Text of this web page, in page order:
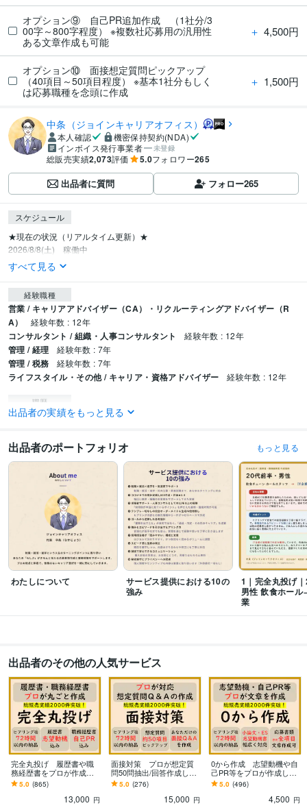
オプション⑨ 自己PR追加作成 （1社分/3
00字～800字程度） ※複数社応募用の汎用性
ある文章作成も可能
＋ 4,500円
オプション⑩ 面接想定質問ピックアップ
（40項目～50項目程度） ※基本1社分もしく
は応募職種を念頭に作成
＋ 1,500円
中条（ジョインキャリアオフィス）
本人確認
機密保持契約(NDA)
インボイス発行事業者
未登録
総販売実績2,073評価 5.0フォロワー265
出品者に質問 フォロー265
スケジュール
★現在の状況（リアルタイム更新）★
2026/8/8(土)　稼働中
すべて見る
経験職種
営業 / キャリアアドバイザー（CA）・リクルーティングアドバイザー（R
A）
経験年数 : 12年
コンサルタント / 組織・人事コンサルタント 経験年数 : 12年
管理 / 経理 経験年数 : 7年
管理 / 税務 経験年数 : 7年
ライフスタイル・その他 / キャリア・資格アドバイザー 経験年数 : 12年
職歴
ジョインキャリアオフィス 2013年3月 ~ 現在
受賞歴
ココナラにて本格的に転職/就職/進学サービスを開始
総販売100件達成　20
23/4/29　プラチナランク
総販売200件達成　2023/6/28　プラチナラン
総販売300件達成　2023/8/31　プラチナランク 総販売400件達成　20
23/10/22　プラチナランク
総販売500件達成　2023/12/8　プラチナラン
総販売600件達成　2024/2/3　プラチナランク 総販売700件達成　202
4/3/27　プラチナランク
総販売800件達成　2024/5/20　プラチナランク
総販売900件達成　2024/7/18　プラチナランク 総販売1000件達成　202
4/10/5　プラチナランク 総販売1100件達成　2024/12/9　プラチナラン
ク
総販売1200件達成　2025/2/23　プラチナランク 総販売1300件達成
総販売1400件達成　2025/7/4　プラチナラン
総販売1600件達成
2025/11/24　プラチナランク 総販売1700件達成　2026/1/26　プラチナラ
ビジネス・クリエイティブツール
Excel:20年PowerPoint:20年Word:20年freee:7年Moneyfoward:7年
弥生会計:7年
得意分野
学習指導・資格・キャリア相談 ▼履歴書および職務経歴書の全体添削 ▼
志望動機や自己PR等添削
▼ES/小論文の添削 ▼志望動機や自己PRの０か
らの作成 ▼履歴書や職務経歴書を０から丸ごと作成
▼ES等の応募書類の
０から丸ごと作成
転職 就活 職務経歴書 自己PR
ガクチカ
出品者の実績をもっと見る
出品者のポートフォリオ もっと見る
わたしについて
サービス提供における10の
強み
1｜完全丸投げ
男性 飲食ホー
業
出品者のその他の人気サービス
完全丸投げ 履歴書や職
務経歴書をプロが作成し
ます ゼロから作成代行/ポ
イント解説付 総販売実
5.0 (865)
13,000 円
面接対策 プロが想定質
問50問抽出/回答作成しま
す 回答ポイント解説/アド
バイス付 総販売実績200
5.0 (276)
15,000 円
0から作成 志望動機や自
己PR等をプロが作成しま
す プロ品質の文章を作成/
結果に直結 総販売実績2
5.0 (496)
4,500 円